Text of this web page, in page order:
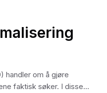
handler om å gjøre
faktisk søker. I disse